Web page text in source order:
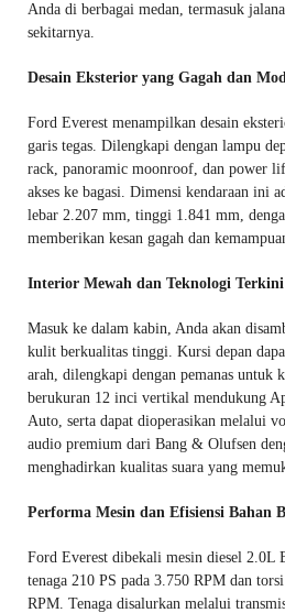
Anda di berbagai medan, termasuk
sekitarnya.
Desain Eksterior yang Gagah dan
Ford Everest menampilkan desain
garis tegas. Dilengkapi dengan lampu
rack, panoramic moonroof, dan power
akses ke bagasi. Dimensi kendaraan ini
lebar 2.207 mm, tinggi 1.841 mm,
memberikan kesan gagah dan
Interior Mewah dan Teknologi Terkini
Masuk ke dalam kabin, Anda akan
kulit berkualitas tinggi. Kursi depan
arah, dilengkapi dengan pemanas untuk
berukuran 12 inci vertikal mendukung
Auto, serta dapat dioperasikan melalui
audio premium dari Bang & Olufsen
menghadirkan kualitas suara yang
Performa Mesin dan Efisiensi Bahan
Ford Everest dibekali mesin diesel 2.0L
tenaga 210 PS pada 3.750 RPM dan
RPM. Tenaga disalurkan melalui